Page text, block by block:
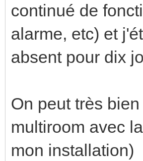
continué de
alarme, etc) et
absent pour dix
On peut très
multiroom avec
mon installation)